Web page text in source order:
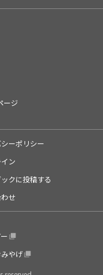
ージ
ーポリシー
ン
クに投稿する
せ
やげ